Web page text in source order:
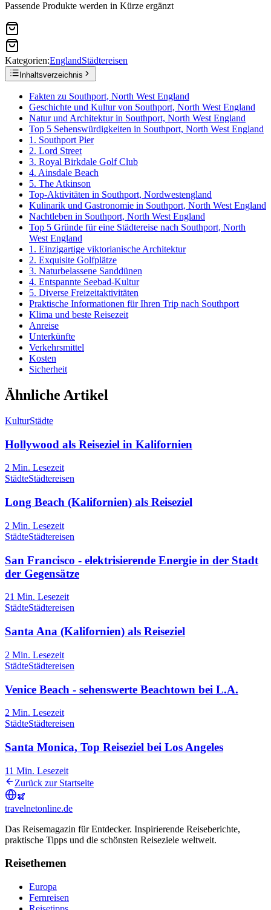
Passende Produkte werden in Kürze ergänzt
Kategorien:EnglandStädtereisen
Inhaltsverzeichnis
Fakten zu Southport, North West England
Geschichte und Kultur von Southport, North West England
Natur und Architektur in Southport, North West England
Top 5 Sehenswürdigkeiten in Southport, North West England
1. Southport Pier
2. Lord Street
3. Royal Birkdale Golf Club
4. Ainsdale Beach
5. The Atkinson
Top-Aktivitäten in Southport, Nordwestengland
Kulinarik und Gastronomie in Southport, North West England
Nachtleben in Southport, North West England
Top 5 Gründe für eine Städtereise nach Southport, North
West England
1. Einzigartige viktorianische Architektur
2. Exquisite Golfplätze
3. Naturbelassene Sanddünen
4. Entspannte Seebad-Kultur
5. Diverse Freizeitaktivitäten
Praktische Informationen für Ihren Trip nach Southport
Klima und beste Reisezeit
Anreise
Unterkünfte
Verkehrsmittel
Kosten
Sicherheit
Ähnliche Artikel
KulturStädte
Hollywood als Reiseziel in Kalifornien
2 Min. Lesezeit
StädteStädtereisen
Long Beach (Kalifornien) als Reiseziel
2 Min. Lesezeit
StädteStädtereisen
San Francisco - elektrisierende Energie in der Stadt
der Gegensätze
21 Min. Lesezeit
StädteStädtereisen
Santa Ana (Kalifornien) als Reiseziel
2 Min. Lesezeit
StädteStädtereisen
Venice Beach - sehenswerte Beachtown bei L.A.
2 Min. Lesezeit
StädteStädtereisen
Santa Monica, Top Reiseziel bei Los Angeles
11 Min. Lesezeit
Zurück zur Startseite
travelnetonline.de
Das Reisemagazin für Entdecker. Inspirierende Reiseberichte,
praktische Tipps und die schönsten Reiseziele weltweit.
Reisethemen
Europa
Fernreisen